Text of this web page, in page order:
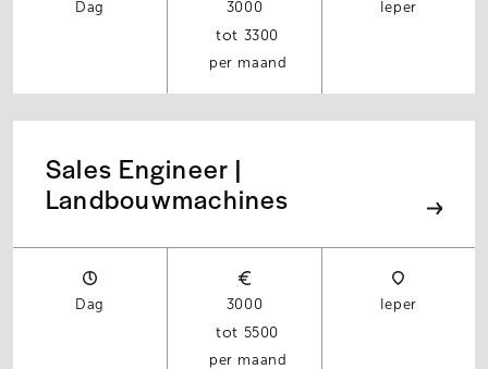
Dag
3000
3300
per maand
Ieper
Sales Engineer |
Landbouwmachines
Dag
3000
5500
per maand
Ieper